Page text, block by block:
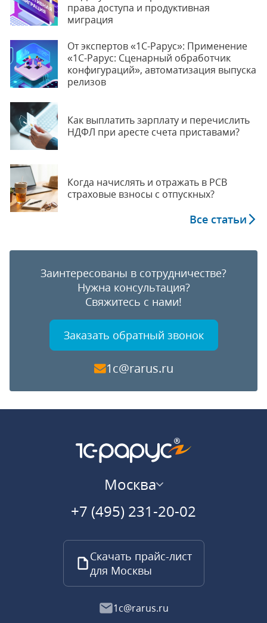
права доступа и продуктивная
миграция
От экспертов «1С-Рарус»: Применение
«1С-Рарус: Сценарный обработчик
конфигураций», автоматизация выпуска
релизов
Как выплатить зарплату и перечислить
НДФЛ при аресте счета приставами?
Когда начислять и отражать в РСВ
страховые взносы с отпускных?
Все статьи
Заинтересованы в сотрудничестве?
Нужна консультация?
Свяжитесь с нами!
Заказать обратный звонок
1c@rarus.ru
Москва
+7 (495) 231-20-02
Скачать прайс-лист
для Москвы
1c@rarus.ru